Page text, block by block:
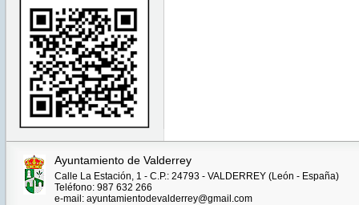
Ayuntamiento de Valderrey
Calle La Estación, 1 - C.P.: 24793 - VALDERREY (León - España)
Teléfono: 987 632 266
e-mail: ayuntamientodevalderrey@gmail.com